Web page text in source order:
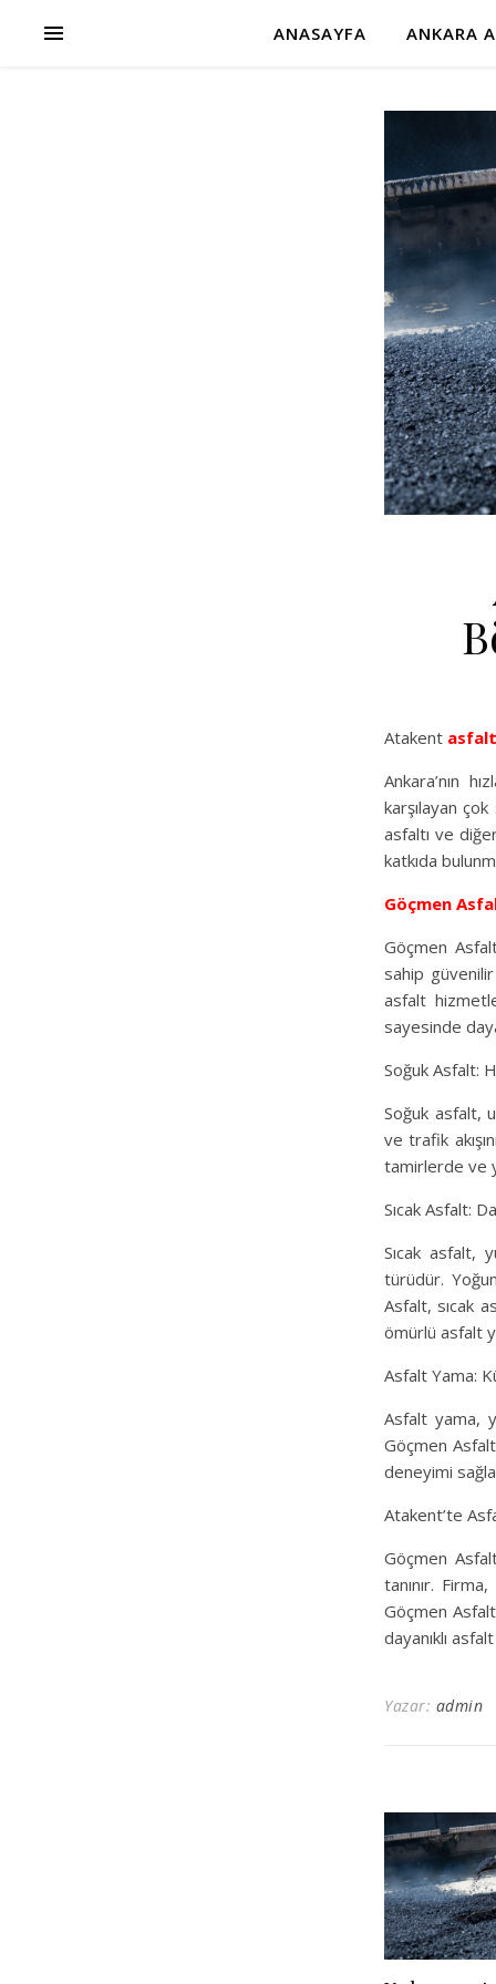
ANASAYFA ANKARA
Atakent asfalt
Ankara’nın
karşılayan
asfaltı ve
katkıda
Göçmen
Göçmen
sahip
asfalt
sayesinde
Soğuk Asfalt:
Soğuk asfalt,
ve trafik
tamirlerde ve
Sıcak Asfalt:
Sıcak asfalt,
türüdür.
Asfalt, sıcak
ömürlü asfalt
Asfalt Yama:
Asfalt yama,
Göçmen
deneyimi
Atakent’te
Göçmen
tanınır.
Göçmen
dayanıklı
Yazar: admin